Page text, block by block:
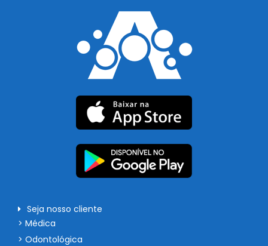
Seja nosso cliente
> Médica
> Odontológica